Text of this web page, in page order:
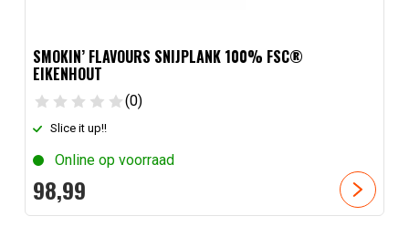
SMOKIN’ FLAVOURS SNIJPLANK 100% FSC®
EIKENHOUT
(0)
Slice it up!!
Online op voorraad
98,99